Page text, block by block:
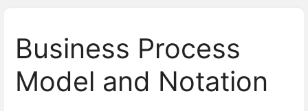
Business Process
Model and Notation